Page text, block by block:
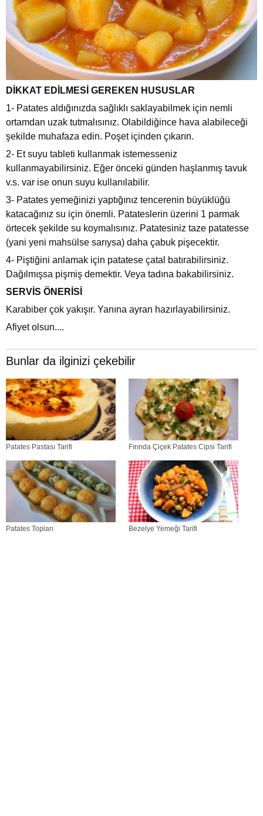
DİKKAT EDİLMESİ GEREKEN HUSUSLAR
1- Patates aldığınızda sağlıklı saklayabilmek için nemli
ortamdan uzak tutmalısınız. Olabildiğince hava alabileceği
şekilde muhafaza edin. Poşet içinden çıkarın.
2- Et suyu tableti kullanmak istemesseniz
kullanmayabilirsiniz. Eğer önceki günden haşlanmış tavuk
v.s. var ise onun suyu kullanılabilir.
3- Patates yemeğinizi yaptığınız tencerenin büyüklüğü
katacağınız su için önemli. Patateslerin üzerini 1 parmak
örtecek şekilde su koymalısınız. Patatesiniz taze patatesse
(yani yeni mahsülse sarıysa) daha çabuk pişecektir.
4- Piştiğini anlamak için patatese çatal batırabilirsiniz.
Dağılmışsa pişmiş demektir. Veya tadına bakabilirsiniz.
SERVİS ÖNERİSİ
Karabiber çok yakışır. Yanına ayran hazırlayabilirsiniz.
Afiyet olsun....
Bunlar da ilginizi çekebilir
Patates Pastası Tarifi Fırında Çiçek Patates Cipsi Tarifi
Patates Topları Bezelye Yemeği Tarifi